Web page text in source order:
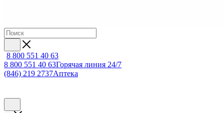
8 800 551 40 63
8 800 551 40 63Горячая линия 24/7
(846) 219 2737Аптека